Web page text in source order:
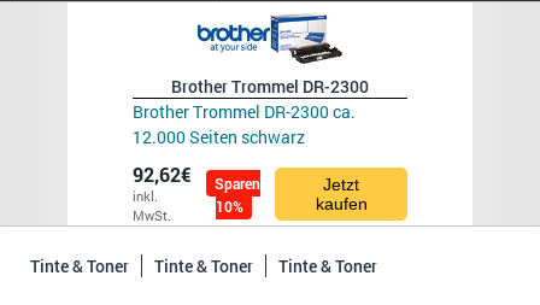
Brother Trommel DR-2300
Brother Trommel DR-2300 ca.
12.000 Seiten schwarz
92,62€
inkl.
MwSt.
Sparen
10%
Jetzt
kaufen
Tinte & Toner Tinte & Toner Tinte & Toner